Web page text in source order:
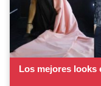
Los mejores looks